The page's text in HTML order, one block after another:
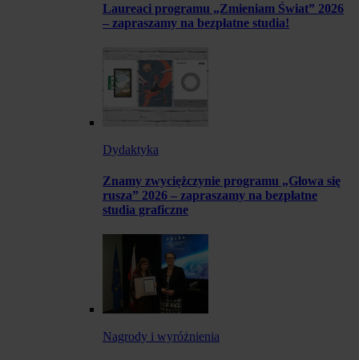
Laureaci programu „Zmieniam Świat” 2026
– zapraszamy na bezpłatne studia!
Dydaktyka
Znamy zwyciężczynie programu „Głowa się
rusza” 2026 – zapraszamy na bezpłatne
studia graficzne
Nagrody i wyróżnienia